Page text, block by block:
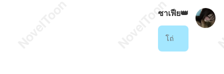
ซาเฟีย👑
โถ่